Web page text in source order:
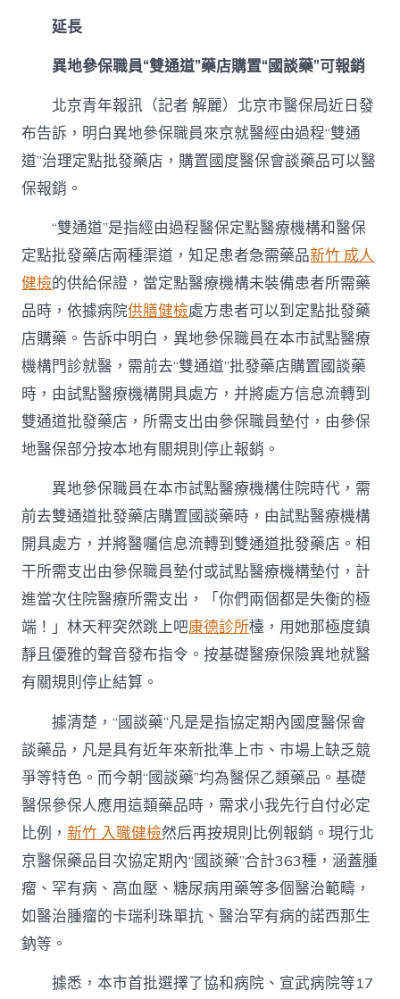
延長
異地參保職員“雙通道”藥店購置“國談藥”可報銷
北京青年報訊（記者 解麗）北京市醫保局近日發
布告訴，明白異地參保職員來京就醫經由過程“雙通
道”治理定點批發藥店，購置國度醫保會談藥品可以醫
保報銷。
“雙通道”是指經由過程醫保定點醫療機構和醫保
定點批發藥店兩種渠道，知足患者急需藥品新竹 成人
健檢的供給保證，當定點醫療機構未裝備患者所需藥
品時，依據病院供膳健檢處方患者可以到定點批發藥
店購藥。告訴中明白，異地參保職員在本市試點醫療
機構門診就醫，需前去“雙通道”批發藥店購置國談藥
時，由試點醫療機構開具處方，并將處方信息流轉到
雙通道批發藥店，所需支出由參保職員墊付，由參保
地醫保部分按本地有關規則停止報銷。
異地參保職員在本市試點醫療機構住院時代，需
前去雙通道批發藥店購置國談藥時，由試點醫療機構
開具處方，并將醫囑信息流轉到雙通道批發藥店。相
干所需支出由參保職員墊付或試點醫療機構墊付，計
進當次住院醫療所需支出，「你們兩個都是失衡的極
端！」林天秤突然跳上吧康德診所檯，用她那極度鎮
靜且優雅的聲音發布指令。按基礎醫療保險異地就醫
有關規則停止結算。
據清楚，“國談藥”凡是是指協定期內國度醫保會
談藥品，凡是具有近年來新批準上市、市場上缺乏競
爭等特色。而今朝“國談藥”均為醫保乙類藥品。基礎
醫保參保人應用這類藥品時，需求小我先行自付必定
比例，新竹 入職健檢然后再按規則比例報銷。現行北
京醫保藥品目次協定期內“國談藥”合計363種，涵蓋腫
瘤、罕有病、高血壓、糖尿病用藥等多個醫治範疇，
如醫治腫瘤的卡瑞利珠單抗、醫治罕有病的諾西那生
鈉等。
據悉，本市首批選擇了協和病院、宣武病院等17